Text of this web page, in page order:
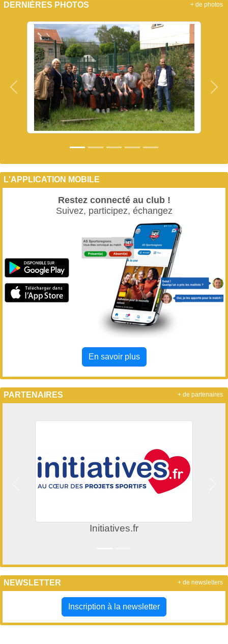
DERNIÈRES PHOTOS
Précedent
+ de photos
L'APPLICATION MOBILE
Restez connecté au club !
Suivez, participez, échangez
En savoir plus
PARTENAIRES
Précedent
+ de partenaires
NEWSLETTER
Inscription à la newsletter
+ de newsletters